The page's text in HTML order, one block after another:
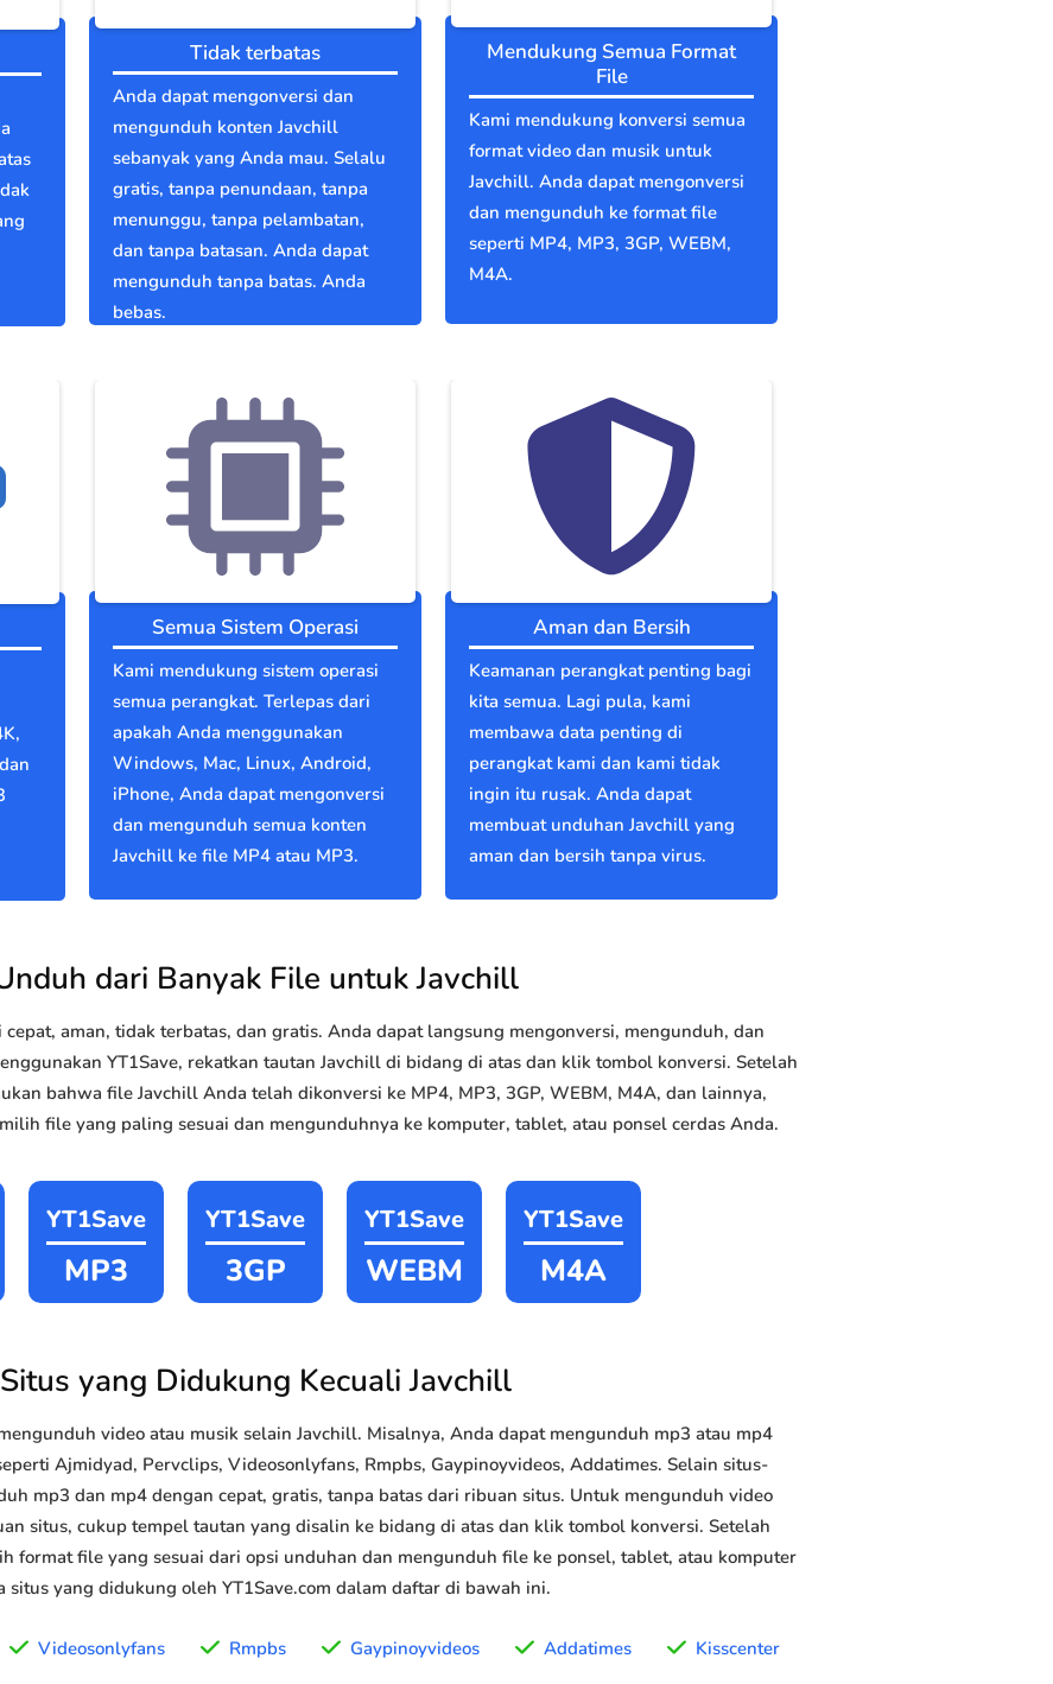
Tidak terbatas
Anda dapat mengonversi dan
mengunduh konten Javchill
sebanyak yang Anda mau. Selalu
gratis, tanpa penundaan, tanpa
menunggu, tanpa pelambatan,
dan tanpa batasan. Anda dapat
mengunduh tanpa batas. Anda
bebas.
Mendukung Semua Format
File
Kami mendukung konversi semua
format video dan musik untuk
Javchill. Anda dapat mengonversi
dan mengunduh ke format file
seperti MP4, MP3, 3GP, WEBM,
M4A.
Semua Sistem Operasi
Kami mendukung sistem operasi
semua perangkat. Terlepas dari
apakah Anda menggunakan
Windows, Mac, Linux, Android,
iPhone, Anda dapat mengonversi
dan mengunduh semua konten
Javchill ke file MP4 atau MP3.
Aman dan Bersih
Keamanan perangkat penting bagi
kita semua. Lagi pula, kami
membawa data penting di
perangkat kami dan kami tidak
ingin itu rusak. Anda dapat
membuat unduhan Javchill yang
aman dan bersih tanpa virus.
dari Banyak File untuk Javchill
aman, tidak terbatas, dan gratis. Anda dapat langsung mengonversi, mengunduh, dan
YT1Save, rekatkan tautan Javchill di bidang di atas dan klik tombol konversi. Setelah
bahwa file Javchill Anda telah dikonversi ke MP4, MP3, 3GP, WEBM, M4A, dan lainnya,
file yang paling sesuai dan mengunduhnya ke komputer, tablet, atau ponsel cerdas Anda.
YT1Save
MP3
YT1Save
3GP
YT1Save
WEBM
YT1Save
M4A
Situs yang Didukung Kecuali Javchill
video atau musik selain Javchill. Misalnya, Anda dapat mengunduh mp3 atau mp4
Ajmidyad, Pervclips, Videosonlyfans, Rmpbs, Gaypinoyvideos, Addatimes. Selain situs-
mp3 dan mp4 dengan cepat, gratis, tanpa batas dari ribuan situs. Untuk mengunduh video
situs, cukup tempel tautan yang disalin ke bidang di atas dan klik tombol konversi. Setelah
format file yang sesuai dari opsi unduhan dan mengunduh file ke ponsel, tablet, atau komputer
yang didukung oleh YT1Save.com dalam daftar di bawah ini.
Videosonlyfans Rmpbs Gaypinoyvideos Addatimes Kisscenter